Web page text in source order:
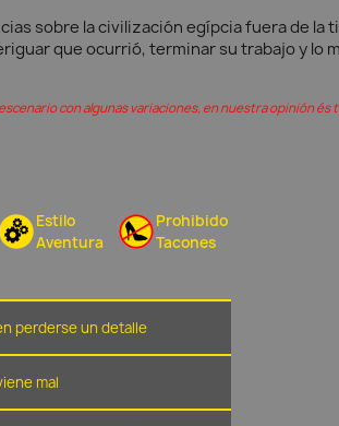
sobre la civilización egípcia fuera de la
que ocurrió, terminar su trabajo y lo
con algunas variaciones, en nuestra opinión és
Estilo
Aventura
Prohibido
Tacones
perderse un detalle
mal